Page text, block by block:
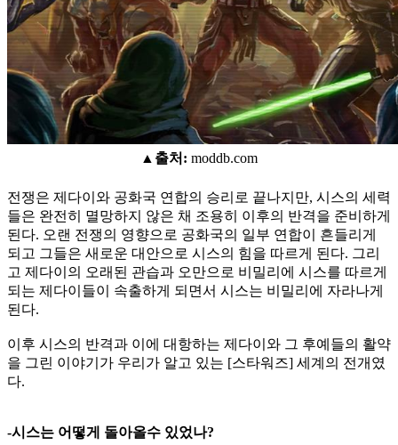
▲출처: moddb.com
전쟁은 제다이와 공화국 연합의 승리로 끝나지만, 시스의 세력
들은 완전히 멸망하지 않은 채 조용히 이후의 반격을 준비하게
된다. 오랜 전쟁의 영향으로 공화국의 일부 연합이 흔들리게
되고 그들은 새로운 대안으로 시스의 힘을 따르게 된다. 그리
고 제다이의 오래된 관습과 오만으로 비밀리에 시스를 따르게
되는 제다이들이 속출하게 되면서 시스는 비밀리에 자라나게
된다.
이후 시스의 반격과 이에 대항하는 제다이와 그 후예들의 활약
을 그린 이야기가 우리가 알고 있는 [스타워즈] 세계의 전개였
다.
-시스는 어떻게 돌아올수 있었나?